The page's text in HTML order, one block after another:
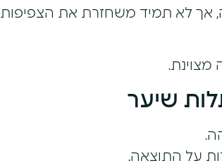
לא תמיד משחזרת את הצפיפות
מצוינת.
שיער
על התוצאה.